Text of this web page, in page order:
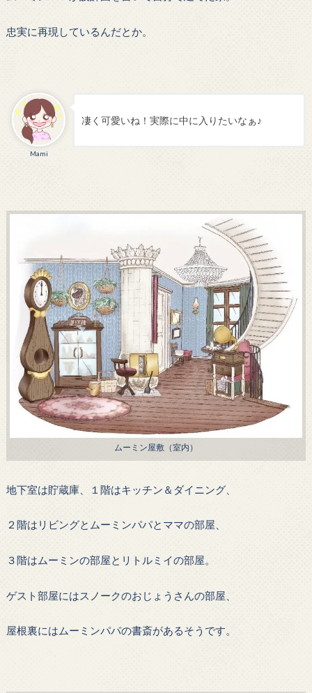
忠実に再現しているんだとか。
Mami
凄く可愛いね！実際に中に入りたいなぁ♪
ムーミン屋敷（室内）
地下室は貯蔵庫、１階はキッチン＆ダイニング、
２階はリビングとムーミンパパとママの部屋、
３階はムーミンの部屋とリトルミイの部屋。
ゲスト部屋にはスノークのおじょうさんの部屋、
屋根裏にはムーミンパパの書斎があるそうです。